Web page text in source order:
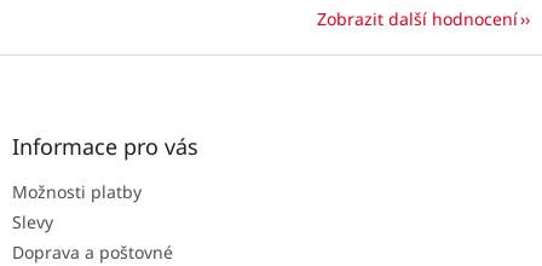
Zobrazit další hodnocení
Z
Informace pro vás
Možnosti platby
Slevy
Doprava a poštovné